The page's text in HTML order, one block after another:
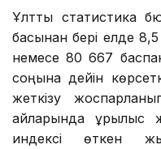
Ұлттық статистика
басынан бері елде
немесе 80 667
соңына дейін
жеткізу
айларында құрылыс
индексі өткен